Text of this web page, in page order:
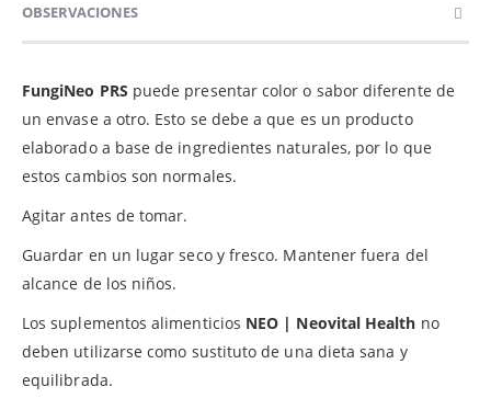
OBSERVACIONES
FungiNeo PRS puede presentar color o sabor diferente de
un envase a otro. Esto se debe a que es un producto
elaborado a base de ingredientes naturales, por lo que
estos cambios son normales.
Agitar antes de tomar.
Guardar en un lugar seco y fresco. Mantener fuera del
alcance de los niños.
Los suplementos alimenticios NEO | Neovital Health no
deben utilizarse como sustituto de una dieta sana y
equilibrada.